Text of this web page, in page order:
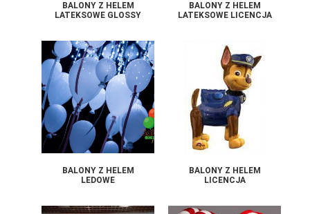
BALONY Z HELEM
LATEKSOWE GLOSSY
BALONY Z HELEM
LATEKSOWE LICENCJA
BALONY Z HELEM
LEDOWE
BALONY Z HELEM
LICENCJA